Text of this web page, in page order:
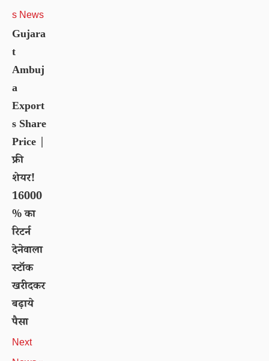
s News
Gujara
t
Ambuj
a
Export
s Share
Price |
फ्री
शेयर!
16000
% का
रिटर्न
देनेवाला
स्टॉक
खरीदकर
बढ़ाये
पैसा
Next